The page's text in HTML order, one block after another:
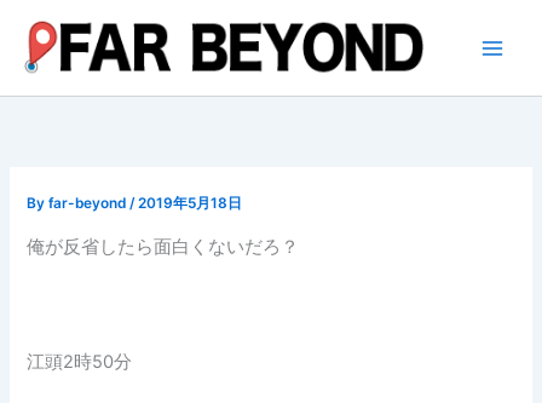
ス
Byfar-beyond/2019年5月18日
俺が反省したら面白くないだろ？
江頭2時50分